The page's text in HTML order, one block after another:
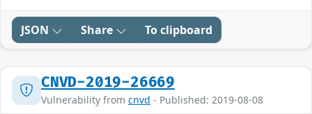
JSON Share To clipboard
CNVD-2019-26669
Vulnerability from cnvd - Published: 2019-08-08